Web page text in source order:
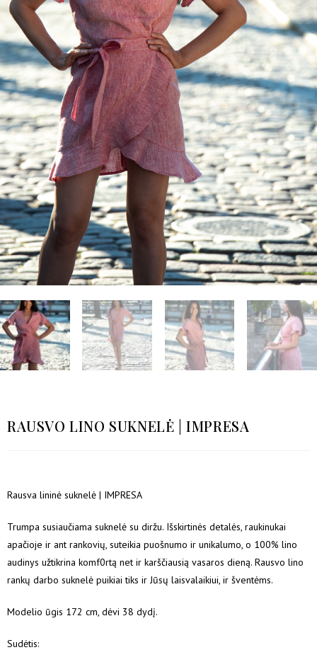
RAUSVO LINO SUKNELĖ | IMPRESA
Rausva lininė suknelė | IMPRESA
Trumpa susiaučiama suknelė su diržu. Išskirtinės detalės, raukinukai
apačioje ir ant rankovių, suteikia puošnumo ir unikalumo, o 100% lino
audinys užtikrina komf0rtą net ir karščiausią vasaros dieną. Rausvo lino
rankų darbo suknelė puikiai tiks ir Jūsų laisvalaikiui, ir šventėms.
Modelio ūgis 172 cm, dėvi 38 dydį.
Sudėtis: